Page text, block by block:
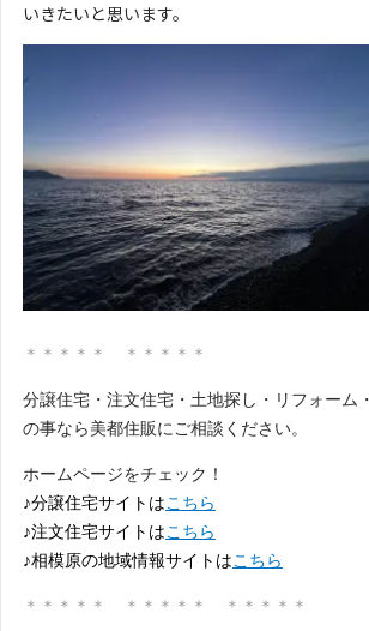
いきたいと思います。
＊＊＊＊＊ ＊＊＊＊＊
分譲住宅・注文住宅・土地探し・リフォーム
の事なら美都住販にご相談ください。
ホームページをチェック！
♪分譲住宅サイトはこちら
♪注文住宅サイトはこちら
♪相模原の地域情報サイトはこちら
＊＊＊＊＊ ＊＊＊＊＊ ＊＊＊＊＊